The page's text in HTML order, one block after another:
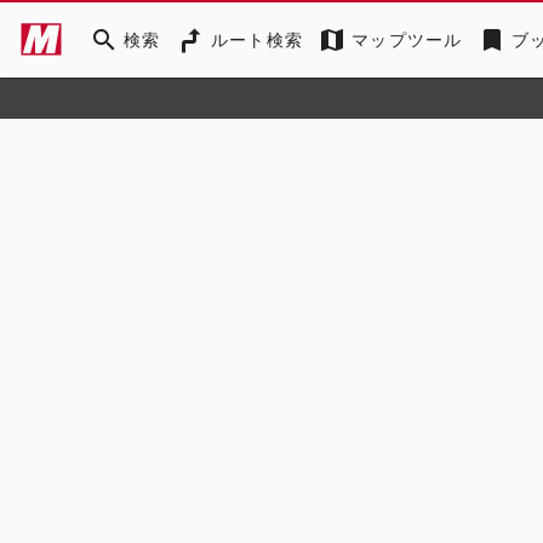
search 検索 ルート検索 map マップツール bookmark ブ